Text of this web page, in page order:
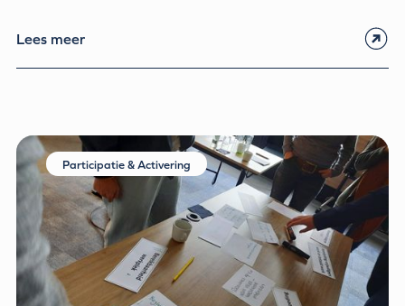
Lees meer
Participatie & Activering